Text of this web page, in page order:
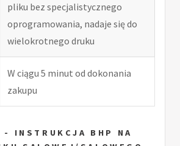
pliku bez specjalistycznego
oprogramowania, nadaje się do
wielokrotnego druku
W ciągu 5 minut od dokonania
zakupu
- INSTRUKCJA BHP NA